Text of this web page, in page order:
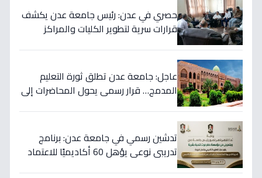
حصري في عدن: رئيس جامعة عدن يكشف
قرارات سرية لتطوير الكليات والمراكز
عاجل: جامعة عدن تطلق ثورة التعليم
المدمج… قرار رسمي يحول المحاضرات إلى
تدشين رسمي في جامعة عدن: برنامج
تدريبي نوعي يؤهل 60 أكاديميًا للاعتماد